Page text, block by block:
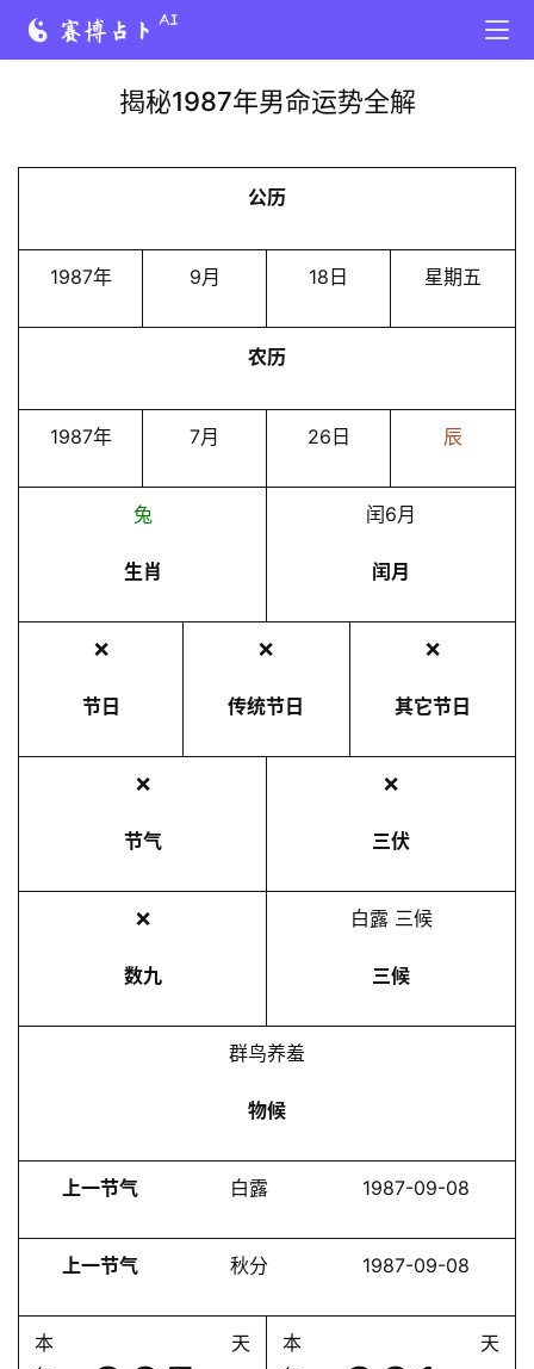
揭秘1987年男命运势全解
公历
1987年 9月 18日 星期五
农历
1987年 7月 26日 辰
兔
生肖
闰6月
闰月
❌
节日
❌
传统节日
❌
其它节日
❌
节气
❌
三伏
❌
数九
白露 三候
三候
群鸟养羞
物候
上一节气 白露 1987-09-08
上一节气 秋分 1987-09-08
本
天
本
天